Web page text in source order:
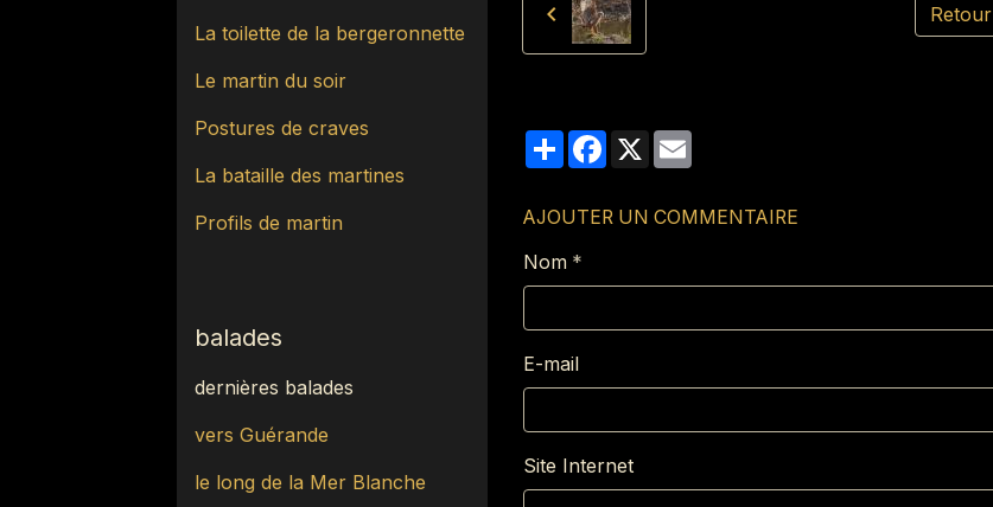
Retour
PartagerFacebook
X Email
AJOUTER UN COMMENTAIRE
Nom
E-mail
Site Internet
La toilette de la bergeronnette
Le martin du soir
Postures de craves
La bataille des martines
Profils de martin
balades
dernières balades
vers Guérande
le long de la Mer Blanche